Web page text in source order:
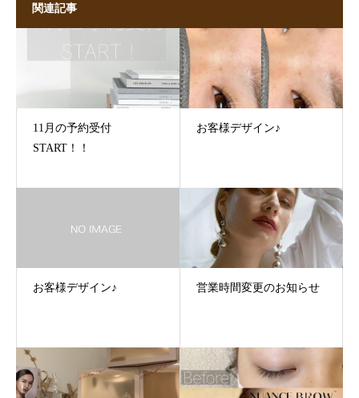
関連記事
11月の予約受付
START！！
お客様デザイン♪
お客様デザイン♪ 営業時間変更のお知らせ